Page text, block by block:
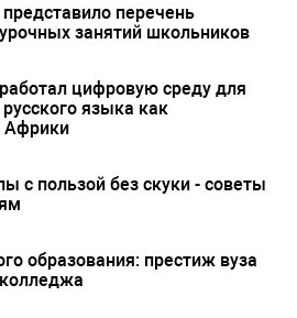
перечень
занятий школьников
цифровую среду для
языка как
Африки
с пользой без скуки - советы
образования: престиж вуза